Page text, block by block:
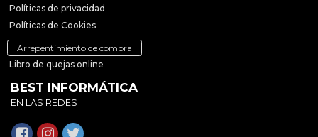
Políticas de privacidad
Políticas de Cookies
Arrepentimiento de compra
Libro de quejas online
BEST INFORMÁTICA
EN LAS REDES